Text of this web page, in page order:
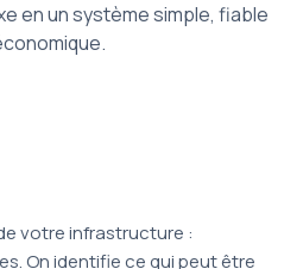
en un système simple, fiable
votre infrastructure :
On identifie ce qui peut être